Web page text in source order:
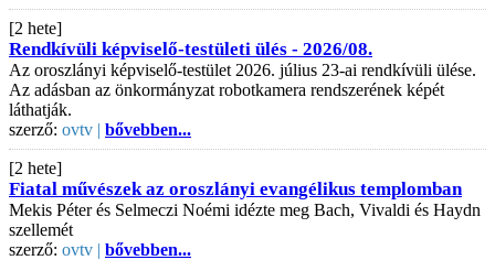
[2 hete]
Rendkívüli képviselő-testületi ülés - 2026/08.
Az oroszlányi képviselő-testület 2026. július 23-ai rendkívüli ülése.
Az adásban az önkormányzat robotkamera rendszerének képét
láthatják.
szerző: ovtv | bővebben...
[2 hete]
Fiatal művészek az oroszlányi evangélikus templomban
Mekis Péter és Selmeczi Noémi idézte meg Bach, Vivaldi és Haydn
szellemét
szerző: ovtv | bővebben...